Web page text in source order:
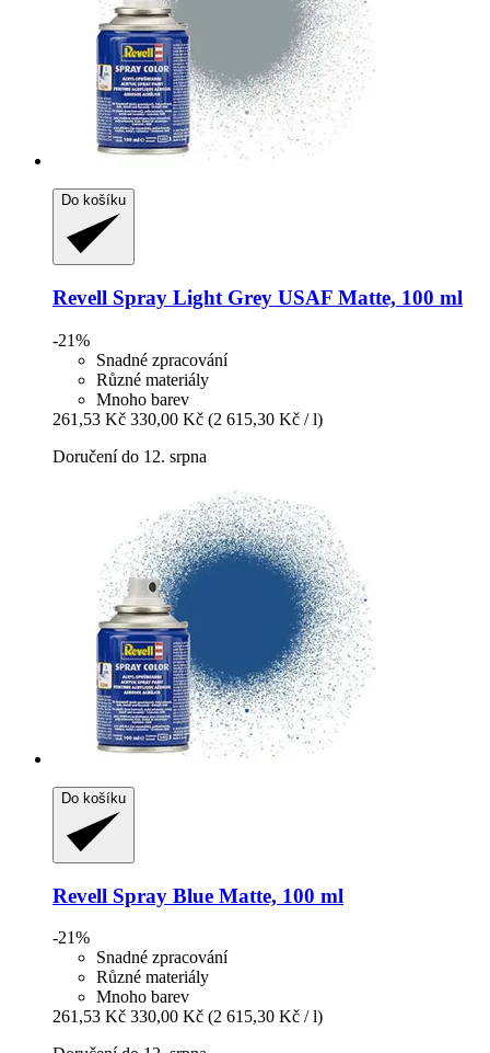
Do košíku
Revell Spray Light Grey USAF Matte, 100 ml
-21%
Snadné zpracování
Různé materiály
Mnoho barev
261,53 Kč 330,00 Kč (2 615,30 Kč / l)
Doručení do 12. srpna
Do košíku
Revell Spray Blue Matte, 100 ml
-21%
Snadné zpracování
Různé materiály
Mnoho barev
261,53 Kč 330,00 Kč (2 615,30 Kč / l)